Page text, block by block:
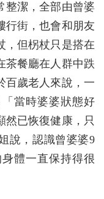
整潔，全部由曾婆
行街，也會和朋友
，但柺杖只是搭在
茶餐廳在人群中跌
百歲老人來說，一
當時婆婆狀態好
然已恢復健康，只
說，認識曾婆婆9
體一直保持得很